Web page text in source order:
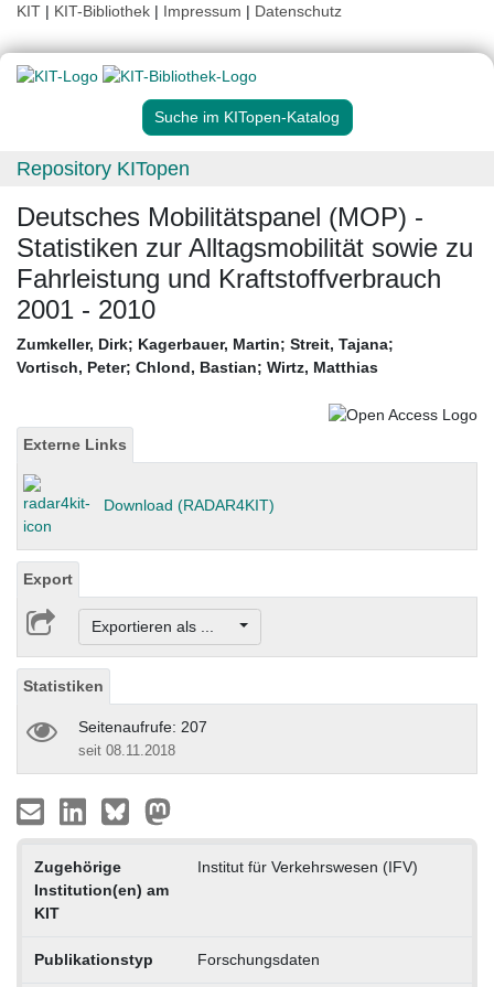
KIT | KIT-Bibliothek | Impressum | Datenschutz
Suche im KITopen-Katalog
Repository KITopen
Deutsches Mobilitätspanel (MOP) -
Statistiken zur Alltagsmobilität sowie zu
Fahrleistung und Kraftstoffverbrauch
2001 - 2010
Zumkeller, Dirk; Kagerbauer, Martin; Streit, Tajana;
Vortisch, Peter; Chlond, Bastian; Wirtz, Matthias
Externe Links
Download (RADAR4KIT)
Export
Exportieren als ...
Statistiken
Seitenaufrufe: 207
seit 08.11.2018
Zugehörige
Institution(en) am
KIT
Institut für Verkehrswesen (IFV)
Publikationstyp Forschungsdaten